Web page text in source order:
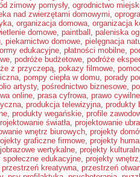
zimowy pomysły, ogrodnictwo
nad zwierzętami domowymi,
, organizacja domowa, organizacja
domowe, paintball , paleniska
, piekarnictwo domowe, pielęgnacja
edukacyjne, płatności mobilne,
, podróże budżetowe, podróże
z przyczepą, pokazy filmowe,
, pompy ciepła w domu, porady
artysty, pośrednictwo biznesowe,
online, prasa cyfrowa, prawo
, produkcja telewizyjna, produkty
, produkty wegańskie, profile
światła, projektowanie
wnętrz biurowych, projekty
graficzne firmowe, projekty
wertykalne, projekty
społeczne edukacyjne, projekty wnętrz
przestrzeń kreatywna, przestrzeń